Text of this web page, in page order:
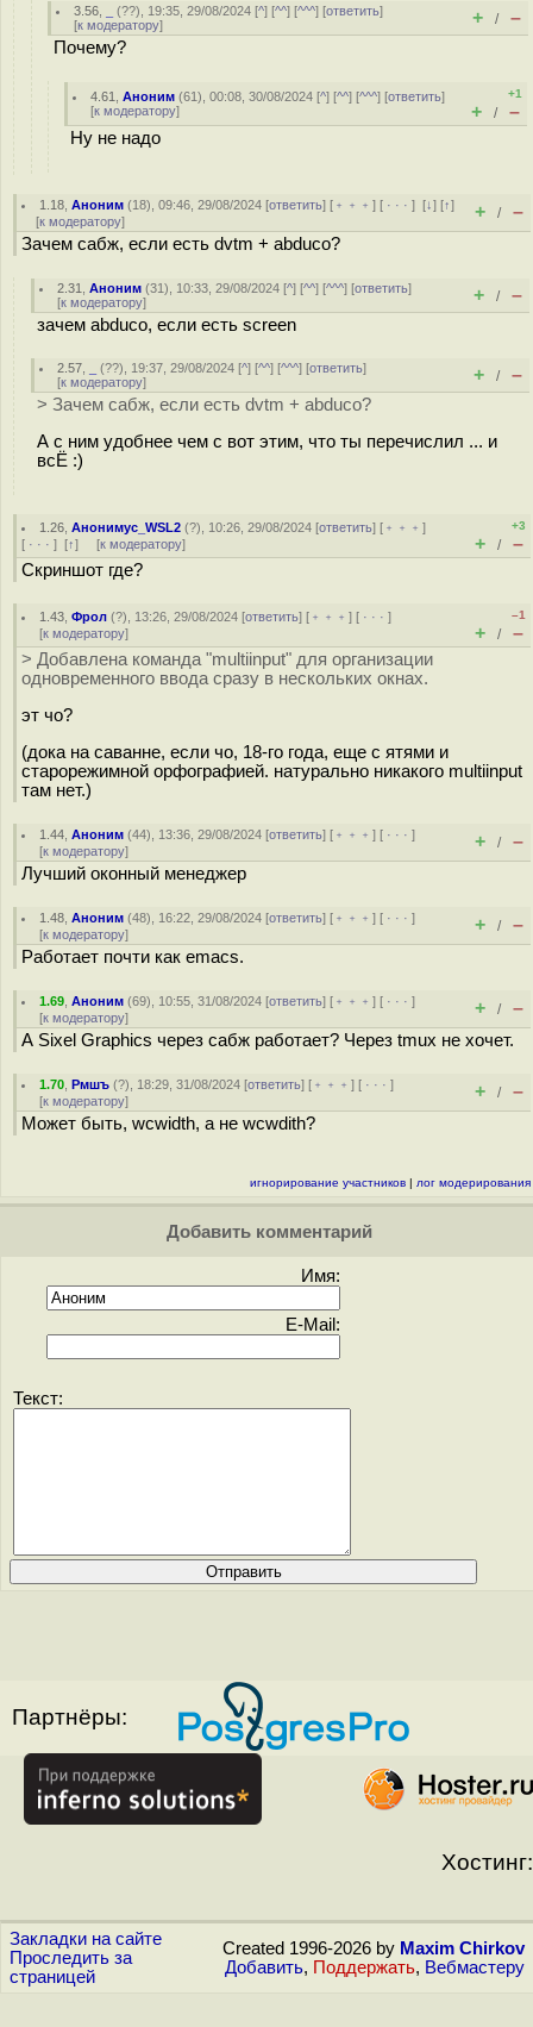
3.56 (??), 19:35, 29/08/2024 [^] [^^] [^^^] [ответить]
[к модератору] + / –
Почему?
4.61 ,Аноним (61), 00:08, 30/08/2024 [^] [^^] [^^^] [ответить]
[к модератору]
+1
+ / –
Ну не надо
1.18 ,Аноним (18), 09:46, 29/08/2024 [ответить] [ ﹢﹢﹢] [ · · ·][↓] [↑]
[к модератору] + / –
Зачем сабж, если есть dvtm + abduco?
2.31 ,Аноним (31), 10:33, 29/08/2024 [^] [^^] [^^^] [ответить]
[к модератору] + / –
зачем abduco, если есть screen
2.57 (??), 19:37, 29/08/2024 [^] [^^] [^^^] [ответить]
[к модератору] + / –
> Зачем сабж, если есть dvtm + abduco?
А с ним удобнее чем с вот этим, что ты перечислил ... и
всЁ :)
1.26 ,Анонимус_WSL2 (?), 10:26, 29/08/2024 [ответить] [ ﹢﹢﹢]
[ · · · ] [↑] [к модератору]
+3
+ / –
Скриншот где?
1.43 ,Фрол (?), 13:26, 29/08/2024 [ответить] [ ﹢﹢﹢] [ · · ·]
[к модератору]
–1
+ / –
> Добавлена команда "multiinput" для организации
одновременного ввода сразу в нескольких окнах.
эт чо?
(дока на саванне, если чо, 18-го года, еще с ятями и
старорежимной орфографией. натурально никакого multiinput
там нет.)
1.44 ,Аноним (44), 13:36, 29/08/2024 [ответить] [ ﹢﹢﹢] [ · · ·]
[к модератору] + / –
Лучший оконный менеджер
1.48 ,Аноним (48), 16:22, 29/08/2024 [ответить] [ ﹢﹢﹢] [ · · ·]
[к модератору] + / –
Работает почти как emacs.
1.69 ,Аноним (69), 10:55, 31/08/2024 [ответить] [ ﹢﹢﹢] [ · · ·]
[к модератору] + / –
А Sixel Graphics через сабж работает? Через tmux не хочет.
1.70 ,Рмшъ (?), 18:29, 31/08/2024 [ответить] [ ﹢﹢﹢] [ · · ·]
[к модератору] + / –
Может быть, wcwidth, а не wcwdith?
игнорирование участников | лог модерирования
Добавить комментарий
Имя:
E-Mail:
Текст:
Партнёры:
Хостинг:
Закладки на сайте
Проследить за
страницей
Created 1996-2026 by Maxim Chirkov
Добавить, Поддержать, Вебмастеру